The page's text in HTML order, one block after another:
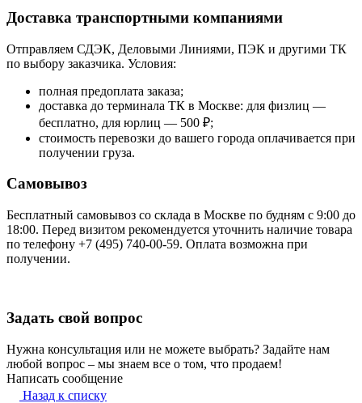
Доставка транспортными компаниями
Отправляем СДЭК, Деловыми Линиями, ПЭК и другими ТК
по выбору заказчика. Условия:
полная предоплата заказа;
доставка до терминала ТК в Москве: для физлиц —
бесплатно, для юрлиц — 500 ₽;
стоимость перевозки до вашего города оплачивается при
получении груза.
Самовывоз
Бесплатный самовывоз со склада в Москве по будням с 9:00 до
18:00. Перед визитом рекомендуется уточнить наличие товара
по телефону +7 (495) 740-00-59. Оплата возможна при
получении.
Задать свой вопрос
Нужна консультация или не можете выбрать? Задайте нам
любой вопрос – мы знаем все о том, что продаем!
Написать сообщение
Назад к списку